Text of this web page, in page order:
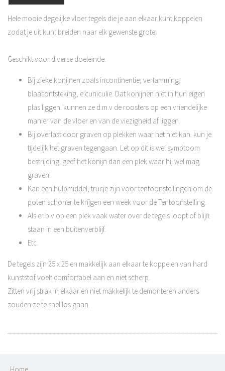
Hele mooie degelijke vloer tegels die je aan elkaar kunt koppelen
zodat je uit kunt breiden naar elk gewenste grote.
Geschikt voor diverse doeleinde.
Bij zieke konijnen zoals incontinentie, verlamming,
blaasontsteking, e cuniculie. Dat konijnen niet in hun eigen
plas liggen. kunnen ze d.m.v de roosters op een vriendelijke
manier van de vloer en van de viezigheid af liggen.
Bij overlast door graven op plekken waar het niet kan. kun je
tijdelijk het graven tegengaan. Let op dit is wel symptoom
bestrijding. geef het konijn dan een plek waar hij wel mag
graven!
Kan een hulpmiddel, trucje zijn voor tentoonstellingen om de
poten schoner te krijgen een week voor de Tentoonstelling.
Als er b.v op een plek vaak water over de tegels loopt of blijft
staan in een buitenverblijf.
Etc.
De tegels zijn 25 x 25 en makkelijk aan elkaar te koppelen van hard
kunststof voelt comfortabel aan en niet scherp.
Zitten vrij strak in elkaar en niet makkelijk te demonteren anders
zouden ze te snel los gaan.